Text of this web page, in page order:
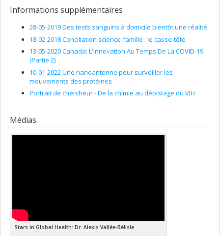
Informations supplémentaires
28-05-2019 Des tests sanguins à domicile bientôt une réalité
18-02-2018 Conciliation science-famille : le casse-tête
13-05-2020 Canada: L'innovation Au Temps De La COVID-19
(Partie 2)
10-01-2022 Une nanoantenne pour surveiller les
mouvements des protéines
Portrait de chercheur - De la chimie au dépistage du VIH
Médias
Stars in Global Health: Dr. Alexis Vallée-Bélisle